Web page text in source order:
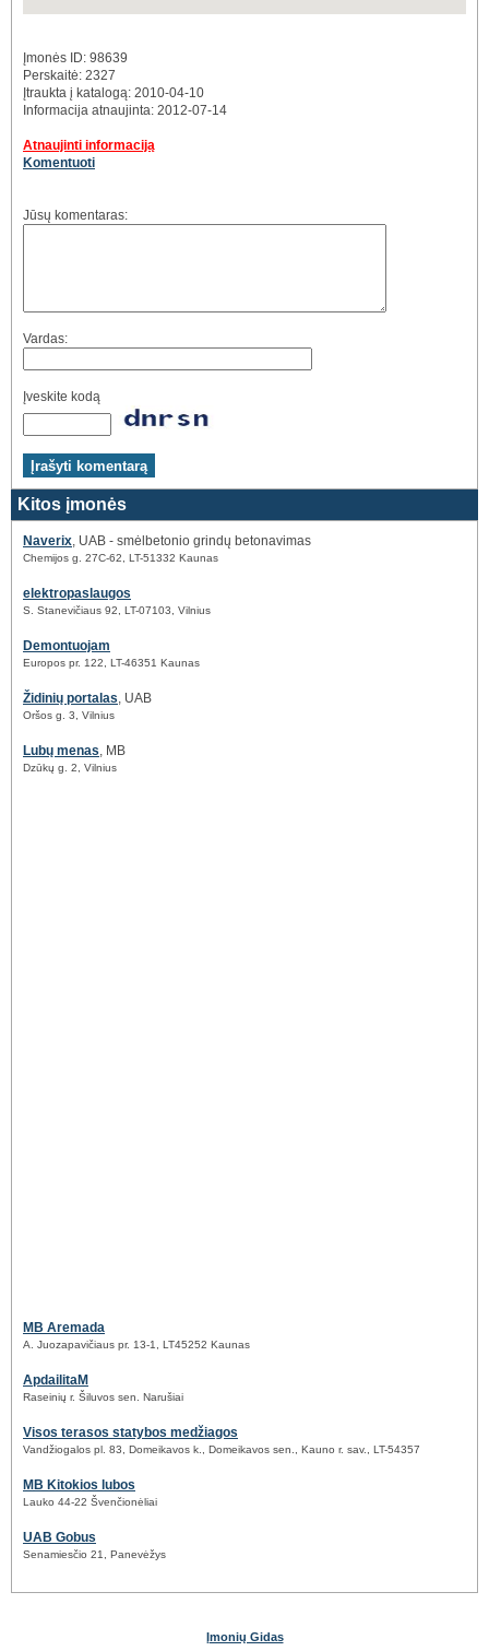
Įmonės ID: 98639
Perskaitė: 2327
Įtraukta į katalogą: 2010-04-10
Informacija atnaujinta: 2012-07-14
Atnaujinti informaciją
Komentuoti
Jūsų komentaras:
Vardas:
Įveskite kodą
Kitos įmonės
Naverix, UAB - smėlbetonio grindų betonavimas
Chemijos g. 27C-62, LT-51332 Kaunas
elektropaslaugos
S. Stanevičiaus 92, LT-07103, Vilnius
Demontuojam
Europos pr. 122, LT-46351 Kaunas
Židinių portalas, UAB
Oršos g. 3, Vilnius
Lubų menas, MB
Dzūkų g. 2, Vilnius
MB Aremada
A. Juozapavičiaus pr. 13-1, LT45252 Kaunas
ApdailitaM
Raseinių r. Šiluvos sen. Narušiai
Visos terasos statybos medžiagos
Vandžiogalos pl. 83, Domeikavos k., Domeikavos sen., Kauno r. sav., LT-54357
MB Kitokios lubos
Lauko 44-22 Švenčionėliai
UAB Gobus
Senamiesčio 21, Panevėžys
Įmonių Gidas